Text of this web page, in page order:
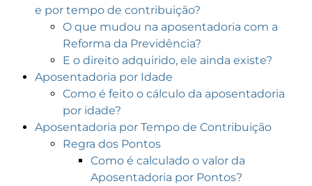
e por tempo de contribuição?
O que mudou na aposentadoria com a
Reforma da Previdência?
E o direito adquirido, ele ainda existe?
Aposentadoria por Idade
Como é feito o cálculo da aposentadoria
por idade?
Aposentadoria por Tempo de Contribuição
Regra dos Pontos
Como é calculado o valor da
Aposentadoria por Pontos?